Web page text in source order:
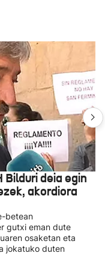
deia egin
akordiora
betean
gutxi eman dute
osaketan eta
jokatuko duten